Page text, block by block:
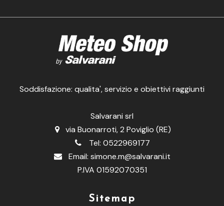
Soddisfazione: qualita', servizio e obiettivi raggiunti
Salvarani srl
via Buonarroti, 2 Poviglio (RE)
Tel: 0522969177
Email: simone.m@salvarani.it
P.IVA 01592070351
Sitemap